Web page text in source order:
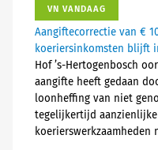
VN VANDAAG
Aangiftecorrectie van €
koeriersinkomsten blijft
Hof ’s-Hertogenbosch
aangifte heeft gedaan
loonheffing van niet
tegelijkertijd
koerierswerkzaamheden